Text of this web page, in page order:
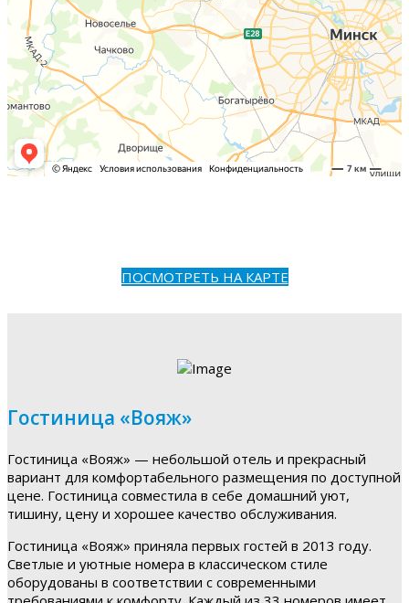
ПОСМОТРЕТЬ НА КАРТЕ
Гостиница «Вояж»
Гостиница «Вояж» — небольшой отель и прекрасный
вариант для комфортабельного размещения по доступной
цене. Гостиница совместила в себе домашний уют,
тишину, цену и хорошее качество обслуживания.
Гостиница «Вояж» приняла первых гостей в 2013 году.
Светлые и уютные номера в классическом стиле
оборудованы в соответствии с современными